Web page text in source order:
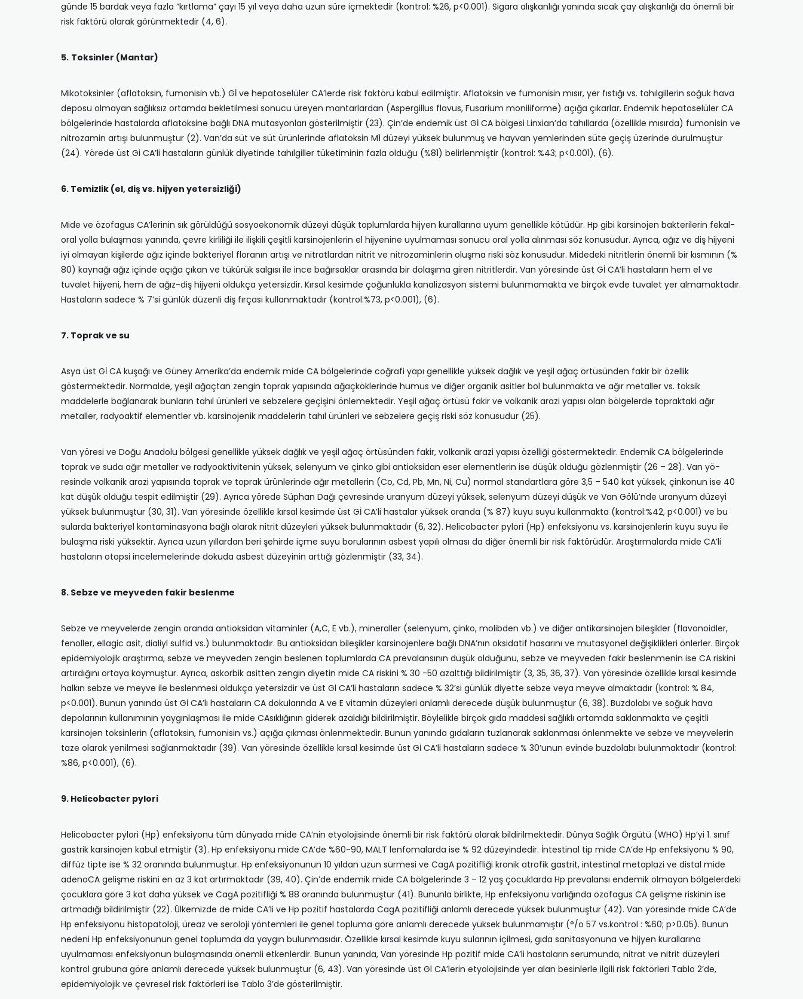
günde 15 bardak veya fazla “kırtlama” çayı 15 yıl veya daha uzun süre içmektedir (kontrol: %26, p<0.001). Sigara alışkanlığı yanında sıcak çay alışkanlığı da önemli bir
risk faktörü olarak görünmektedir (4, 6).
5. Toksinler (Mantar)
Mikotoksinler (aflatoksin, fumonisin vb.) Gİ ve hepatoselüler CA’lerde risk faktörü kabul edilmiş­tir. Aflatoksin ve fumonisin mısır, yer fıstığı vs. tahılgillerin soğuk hava
deposu olmayan sağlık­sız ortamda bekletilmesi sonucu üreyen mantar­lardan (Aspergillus flavus, Fusarium moniliforme) açığa çıkarlar. Endemik hepatoselüler CA
bölgelerinde hastalarda aflatoksine bağlı DNA mutasyonları gösterilmiştir (23). Çin’de endemik üst Gİ CA bölgesi Linxian’da tahıllarda (özellik­le mısırda) fumonisin ve
nitrozamin artışı bulun­muştur (2). Van’da süt ve süt ürünlerinde aflatoksin M1 düzeyi yüksek bulunmuş ve hayvan yemlerinden süte geçiş üzerinde durulmuştur
(24). Yörede üst Gi CA’li hastaların günlük diyetinde tahılgiller tüketiminin fazla olduğu (%81) belirlenmiştir (kontrol: %43; p<0.001), (6).
6. Temizlik (el, diş vs. hijyen yetersizliği)
Mide ve özofagus CA’lerinin sık görüldüğü sosyoekonomik düzeyi düşük toplumlarda hijyen kurallarına uyum genellikle kötüdür. Hp gibi karsinojen bakterilerin fekal-
oral yolla bulaşması yanında, çevre kirliliği ile ilişkili çeşitli karsinojenlerin el hijyenine uyulmaması sonucu oral yolla alınması söz konusudur. Ayrıca, ağız ve diş hijyeni
iyi olmayan kişilerde ağız içinde bakteriyel floranın artışı ve nitratlardan nitrit ve nitrozaminlerin oluşma riski söz konusudur. Midedeki nitritlerin önemli bir kısmının (%
80) kaynağı ağız içinde açığa çıkan ve tükürük sal­gısı ile ince bağırsaklar arasında bir dolaşıma gi­ren nitritlerdir. Van yöresinde üst Gİ CA’li hastaların hem el ve
tuvalet hijyeni, hem de ağız-diş hijyeni olduk­ça yetersizdir. Kırsal kesimde çoğunlukla kanalizasyon sistemi bulunmamakta ve birçok evde tuvalet yer almamaktadır.
Hastaların sadece % 7’si günlük düzenli diş fırçası kullanmaktadır (kontrol:%73, p<0.001), (6).
7. Toprak ve su
Asya üst Gİ CA kuşağı ve Güney Amerika’da endemik mide CA bölgelerinde coğrafi yapı ge­nellikle yüksek dağlık ve yeşil ağaç örtüsünden fakir bir özellik
göstermektedir. Normalde, ye­şil ağaçtan zengin toprak yapısında ağaçkök­lerinde humus ve diğer organik asitler bol bu­lunmakta ve ağır metaller vs. toksik
maddeler­le bağlanarak bunların tahıl ürünleri ve sebzelere geçişini önlemektedir. Yeşil ağaç örtüsü fa­kir ve volkanik arazi yapısı olan bölgelerde topraktaki ağır
metaller, radyoaktif elementler vb. karsinojenik maddelerin tahıl ürünleri ve sebzelere geçiş riski söz konusudur (25).
Van yöresi ve Doğu Anadolu bölgesi genellikle yüksek dağlık ve yeşil ağaç örtüsünden fakir, volkanik arazi yapısı özelliği göstermektedir. Endemik CA bölgelerinde
toprak ve suda ağır metaller ve radyoaktivitenin yüksek, selenyum ve çinko gibi antioksidan eser elementlerin ise düşük olduğu gözlenmiştir (26 – 28). Van yö­
resinde volkanik arazi yapısında toprak ve top­rak ürünlerinde ağır metallerin (Co, Cd, Pb, Mn, Ni, Cu) normal standartlara göre 3,5 – 540 kat yüksek, çinkonun ise 40
kat düşük ol­duğu tespit edilmiştir (29). Ayrıca yörede Süphan Dağı çevresinde uranyum düzeyi yüksek, selenyum düzeyi düşük ve Van Gölü’nde uranyum düzeyi
yüksek bulunmuştur (30, 31). Van yöresinde özellikle kırsal kesimde üst Gİ CA’li hastalar yüksek oranda (% 87) kuyu suyu kullanmakta (kontrol:%42, p<0.001) ve bu
su­larda bakteriyel kontaminasyona bağlı olarak nitrit düzeyleri yüksek bulunmaktadır (6, 32). Helicobacter pylori (Hp) enfeksiyonu vs. karsinojenlerin kuyu suyu ile
bulaşma riski yüksektir. Ayrıca uzun yıllardan beri şehirde içme suyu borularının asbest yapılı olması da diğer önem­li bir risk faktörüdür. Araştırmalarda mide CA’li
hastaların otopsi incelemelerinde dokuda as­best düzeyinin arttığı gözlenmiştir (33, 34).
8. Sebze ve meyveden fakir beslenme
Sebze ve meyvelerde zengin oranda antioksidan vitaminler (A,C, E vb.), mineraller (selen­yum, çinko, molibden vb.) ve diğer antikarsinojen bileşikler (flavonoidler,
fenoller, ellagic asit, dialiyl sulfid vs.) bulunmaktadır. Bu antioksidan bileşikler karsinojenlere bağlı DNA’nın oksidatif hasarını ve mutasyonel değişiklikleri önlerler. Birçok
epidemiyolojik araştırma, sebze ve mey­veden zengin beslenen toplumlarda CA prevalansının düşük olduğunu, sebze ve meyveden fakir beslenmenin ise CA riskini
artırdığını orta­ya koymuştur. Ayrıca, askorbik asitten zengin diyetin mide CA riskini % 30 -50 azalttığı bildirilmiştir (3, 35, 36, 37). Van yöresinde özellikle kırsal kesimde
halkın sebze ve meyve ile beslenmesi oldukça yeter­sizdir ve üst Gl CA’li hastaların sadece % 32’si günlük diyette sebze veya meyve almaktadır (kontrol: % 84,
p<0.001). Bunun yanında üst Gİ CA’lı hastaların CA dokularında A ve E vita­min düzeyleri anlamlı derecede düşük bulunmuştur (6, 38). Buzdolabı ve soğuk hava
depolarının kullanımı­nın yaygınlaşması ile mide CAsıklığının gide­rek azaldığı bildirilmiştir. Böylelikle birçok gı­da maddesi sağlıklı ortamda saklanmakta ve çeşitli
karsinojen toksinlerin (aflatoksin, fumonisin vs.) açığa çıkması önlenmektedir. Bunun ya­nında gıdaların tuzlanarak saklanması önlen­mekte ve sebze ve meyvelerin
taze olarak yenil­mesi sağlanmaktadır (39). Van yöresinde özel­likle kırsal kesimde üst Gİ CA’li hastaların sade­ce % 30’unun evinde buzdolabı bulunmaktadır (kontrol:
%86, p<0.001), (6).
9. Helicobacter pylori
Helicobacter pylori (Hp) enfeksiyonu tüm dünya­da mide CA’nin etyolojisinde önemli bir risk faktörü olarak bildirilmektedir. Dünya Sağlık Örgütü (WHO) Hp’yi 1. sınıf
gastrik karsinojen kabul etmiştir (3). Hp enfeksiyonu mide CA’de %60-90, MALT lenfomalarda ise % 92 düzeyindedir. İntestinal tip mide CA’de Hp enfeksiyonu % 90,
diffüz tipte ise % 32 oranında bulunmuştur. Hp enfeksiyonunun 10 yıl­dan uzun sürmesi ve CagA pozitifliği kronik atrofik gastrit, intestinal metaplazi ve distal mide
adenoCA gelişme riskini en az 3 kat artırmak­tadır (39, 40). Çin’de endemik mide CA bölgelerinde 3 – 12 yaş çocuklarda Hp prevalansı endemik olma­yan bölgelerdeki
çocuklara göre 3 kat daha yüksek ve CagA pozitifliği % 88 oranında bulun­muştur (41). Bununla birlikte, Hp enfeksiyonu varlığında özofagus CA gelişme riskinin ise
artmadığı bildirilmiştir (22). Ülkemizde de mide CA’li ve Hp pozitif hastalarda CagA pozitifliği an­lamlı derecede yüksek bulunmuştur (42). Van yöresinde mide CA’de
Hp enfeksiyonu histopatoloji, üreaz ve seroloji yöntemleri ile genel topluma göre anlamlı derecede yüksek bulunmamıştır (°/o 57 vs.kontrol : %60; p>0.05). Bunun
nedeni Hp enfeksiyonunun ge­nel toplumda da yaygın bulunmasıdır. Özellikle kırsal kesimde kuyu sularının içilmesi, gıda sanitasyonuna ve hijyen kurallarına
uyulmaması enfeksiyonun bulaşmasında önemli etkenlerdir. Bunun yanında, Van yöresinde Hp pozitif mide CA’li hastaların serumunda, nitrat ve nitrit düzeyleri
kontrol gru­buna göre anlamlı derecede yüksek bulunmuştur (6, 43). Van yöresinde üst Gl CA’lerin etyolojisinde yer alan besinlerle ilgili risk faktörleri Tablo 2’de,
epidemiyolojik ve çevresel risk faktörleri ise Tablo 3’de gösterilmiştir.